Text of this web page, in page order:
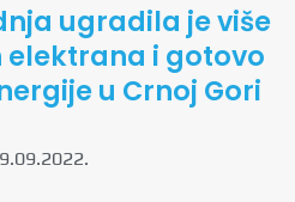
ugradila je više
elektrana i gotovo
u Crnoj Gori